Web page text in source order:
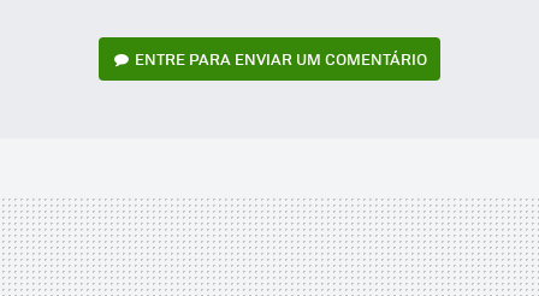
ENTRE PARA ENVIAR UM COMENTÁRIO